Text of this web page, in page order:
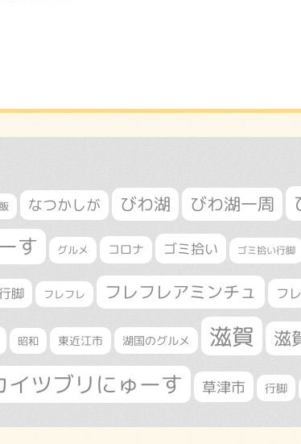
なつかしが びわ湖 びわ湖一周
す グルメ コロナ ゴミ拾い ゴミ拾い行脚
脚 フレフレ フレフレアミンチュ フ
昭和 東近江市 湖国のグルメ 滋賀 滋
ツブリにゅーす 草津市 行脚